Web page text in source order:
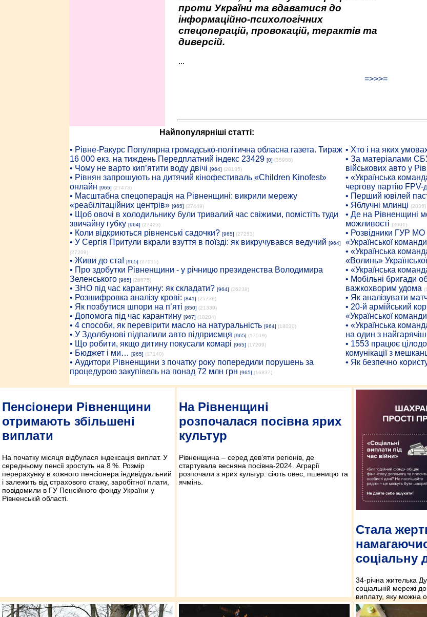
проти України та вдаватися до
інформаційно-психологічних
спецоперацій, провокацій, терактів та
диверсій.
...
=>>>=
Найпопулярніші статті:
• Рiвне-Ракурс Популярна громадсько-політична обласна газета. Тираж
16 000 екз. на тиждень Передплатний індекс 23429 [0] (35988)
• Чому не варто кип’ятити воду двічі [964] (28185)
• Рівнян запрошують на дитячий кінофестиваль «Children Kinofest»
онлайн [965] (27473)
• Масштабна спецоперація на Рівненщині: викрили мережу
«реабілітаційних центрів» [965] (27449)
• Щоб овочі в холодильнику були тривалий час свіжими, помістіть туди
звичайну губку [964] (27423)
• Коли відкриються рівненські садочки? [965] (27253)
• У Сергія Притули вкрали взуття в поїзді: як викручувався ведучий [964]
(27209)
• Живи до ста! [965] (27015)
• Про здобутки Рівненщини - у річницю президенства Володимира
Зеленського [965] (26675)
• ЗНО під час карантину: як складати? [964] (26238)
• Розшифровка аналізу крові: [841] (25736)
• Як позбутися шпори на п’яті [850] (21339)
• Допомога під час карантину [967] (18204)
• 4 способи, як перевірити масло на натуральність [964] (18030)
• У Здолбунові підпалили авто підприємця [965] (17519)
• Що робити, якщо дитину покусали комарі [965] (17209)
• Бюджет і ми… [965] (17140)
• Аудитори Рівненщини з початку року попередили порушень за
процедурою закупівель на понад 72 млн грн [965] (16837)
• Хто і на яких
• За матеріалами
військових авто у
• «Українська
чергову партію FPV-
• Перший ювілей
• Яблучні млинці (2036)
• Де на Рівненщині
можливості (2001)
• Розвідники ГУР МО
«Української
• «Українська
«Волинь»
• «Українська
• Мобільні бригади
важкохворим удома
• Як аналізувати
• 20-й армійський
«Української
• «Українська
на один з
• 1553 працює
комунікації з
• Як безпечно
Пенсіонери Рівненщини
отримають збільшені
виплати
На початку місяця відбулася індексація виплат. У
середньому пенсії зростуть на 8 %. Розмір
перерахунку в кожного пенсіонера індивідуальний
і залежить від страхового стажу, заробітної плати,
повідомили в ГУ Пенсійного фонду України у
Рівненській області.
На Рівненщині
розпочалася посівна ярих
культур
Рівненщина – серед дев’яти регіонів, де
стартувала весняна посівна-2024. Аграрії
розпочали з ярих культур: сіють овес, пшеницю та
ячмінь.
Стала
соціальну
34-річна жителька
соціальній мережі
виплату, яку можна
Перейшовши за
банківської картки,